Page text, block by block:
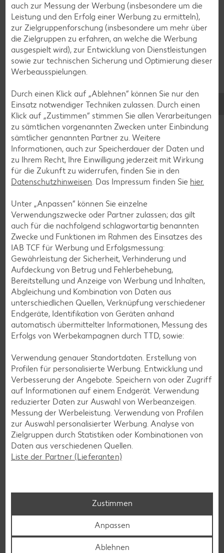
Zurück zum Lebensmittellexikon
Weitere interessante Beiträge
Sojasprosse
Bei Sojasprossen handelt es sich um die Sprossen der
Mungobohne. Die Stängel der Pflanze sind stark behaart
und mit Laubblättern versehen.
Erfahre mehr
Bambussprosse
Gebieten Ostasiens angebaut. Man unterscheidet 45
auch zur Messung der Werbung (insbesondere um die
Leistung und den Erfolg einer Werbung zu ermitteln),
zur Zielgruppenforschung (insbesondere um mehr über
die Zielgruppen zu erfahren, an welche die Werbung
ausgespielt wird), zur Entwicklung von Dienstleistungen
sowie zur technischen Sicherung und Optimierung dieser
Werbeausspielungen.
Durch einen Klick auf „Ablehnen“ können Sie nur den
Einsatz notwendiger Techniken zulassen. Durch einen
Klick auf „Zustimmen“ stimmen Sie allen Verarbeitungen
zu sämtlichen vorgenannten Zwecken unter Einbindung
sämtlicher genannten Partner zu. Weitere
Informationen, auch zur Speicherdauer der Daten und
zu Ihrem Recht, Ihre Einwilligung jederzeit mit Wirkung
für die Zukunft zu widerrufen, finden Sie in den
Datenschutzhinweisen . Das Impressum finden Sie hier.
Unter „Anpassen“ können Sie einzelne
Verwendungszwecke oder Partner zulassen; das gilt
auch für die nachfolgend schlagwortartig benannten
Zwecke und Funktionen im Rahmen des Einsatzes des
IAB TCF für Werbung und Erfolgsmessung:
Gewährleistung der Sicherheit, Verhinderung und
Aufdeckung von Betrug und Fehlerbehebung,
Bereitstellung und Anzeige von Werbung und Inhalten,
Abgleichung und Kombination von Daten aus
unterschiedlichen Quellen, Verknüpfung verschiedener
Endgeräte, Identifikation von Geräten anhand
automatisch übermittelter Informationen, Messung des
Erfolgs von Werbekampagnen durch TTD, sowie:
Verwendung genauer Standortdaten. Erstellung von
Profilen für personalisierte Werbung. Entwicklung und
Verbesserung der Angebote. Speichern von oder Zugriff
auf Informationen auf einem Endgerät. Verwendung
reduzierter Daten zur Auswahl von Werbeanzeigen.
Messung der Werbeleistung. Verwendung von Profilen
zur Auswahl personalisierter Werbung. Analyse von
Zielgruppen durch Statistiken oder Kombinationen von
Daten aus verschiedenen Quellen.
Liste der Partner (Lieferanten)
Zustimmen
Anpassen
Ablehnen